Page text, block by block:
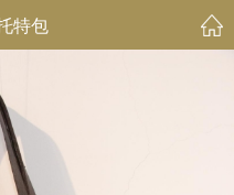
特包